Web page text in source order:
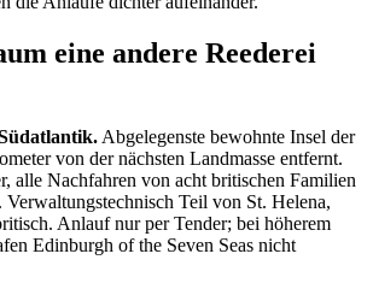
eine andere Reederei
Abgelegenste bewohnte Insel der
von der nächsten Landmasse entfernt.
alle Nachfahren von acht britischen Familien
Verwaltungstechnisch Teil von St. Helena,
Anlauf nur per Tender; bei höherem
Edinburgh of the Seven Seas nicht